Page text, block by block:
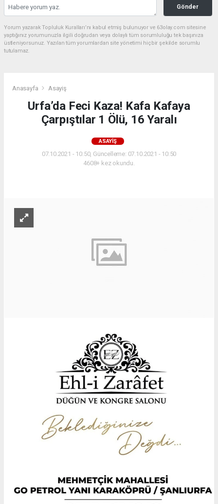
Gönder
Yorum yazarak Topluluk Kuralları’nı kabul etmiş bulunuyor ve 63olay.com sitesine
yaptığınız yorumunuzla ilgili doğrudan veya dolaylı tüm sorumluluğu tek başınıza
üstleniyorsunuz. Yazılan tüm yorumlardan site yönetimi hiçbir şekilde sorumlu
tutulamaz.
Anasayfa Asayiş
Urfa’da Feci Kaza! Kafa Kafaya
Çarpıştılar 1 Ölü, 16 Yaralı
ASAYIŞ
07.10.2021 - 10:50, Güncelleme: 07.10.2021 - 10:50
4608+ kez okundu.